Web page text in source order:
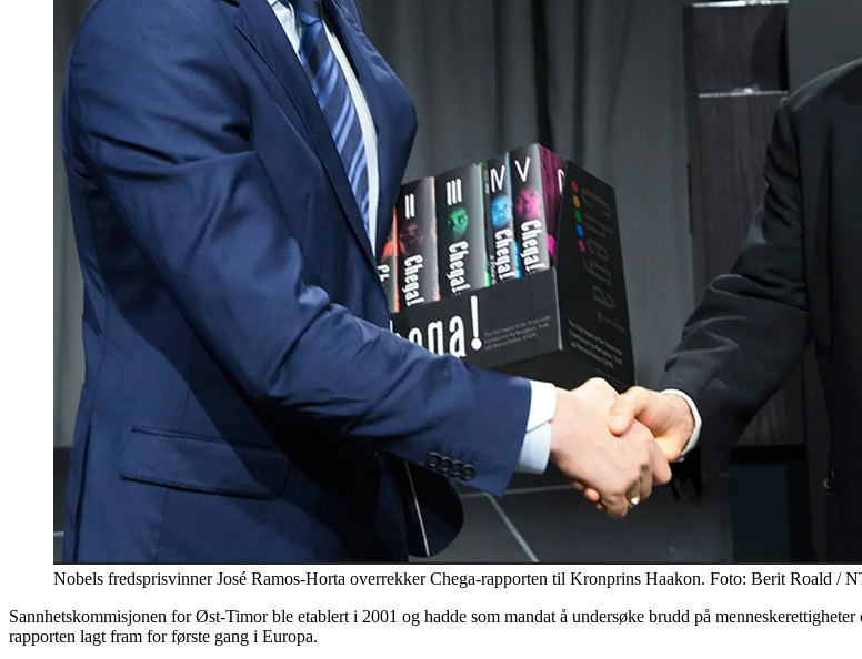
Nobels fredsprisvinner José Ramos-Horta overrekker Chega-rapporten til Kronprins Haakon. Foto: Berit Roald /
Sannhetskommisjonen for Øst-Timor ble etablert i 2001 og hadde som mandat å undersøke brudd på
rapporten lagt fram for første gang i Europa.